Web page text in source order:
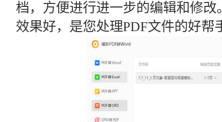
档，方便进行进一步的编辑和修
效果好，是您处理PDF文件的好帮